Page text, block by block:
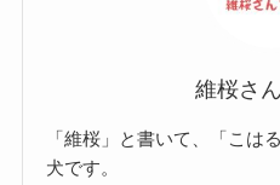
維桜さ
「維桜」と書いて、「こは
犬です。